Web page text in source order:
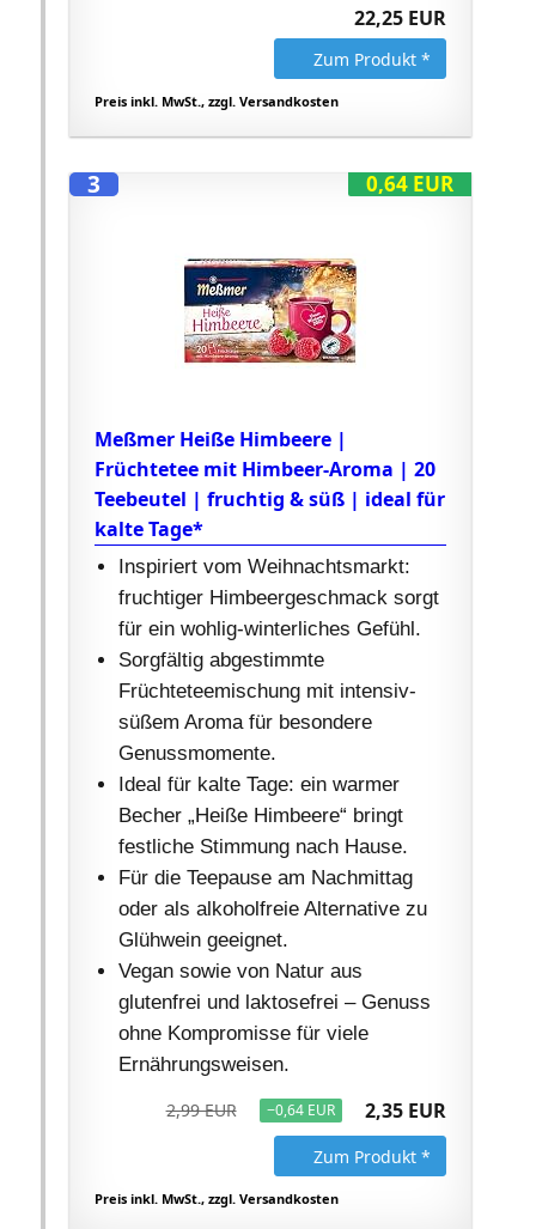
22,25 EUR
Zum Produkt *
Preis inkl. MwSt., zzgl. Versandkosten
0,64 EUR
3
Meßmer Heiße Himbeere |
Früchtetee mit Himbeer-Aroma | 20
Teebeutel | fruchtig & süß | ideal für
kalte Tage*
Inspiriert vom Weihnachtsmarkt:
fruchtiger Himbeergeschmack sorgt
für ein wohlig-winterliches Gefühl.
Sorgfältig abgestimmte
Früchteteemischung mit intensiv-
süßem Aroma für besondere
Genussmomente.
Ideal für kalte Tage: ein warmer
Becher „Heiße Himbeere“ bringt
festliche Stimmung nach Hause.
Für die Teepause am Nachmittag
oder als alkoholfreie Alternative zu
Glühwein geeignet.
Vegan sowie von Natur aus
glutenfrei und laktosefrei – Genuss
ohne Kompromisse für viele
Ernährungsweisen.
2,99 EUR −0,64 EUR 2,35 EUR
Zum Produkt *
Preis inkl. MwSt., zzgl. Versandkosten